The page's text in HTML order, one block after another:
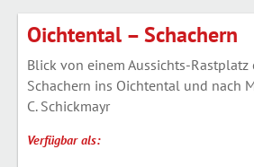
Oichtental – Schachern
Blick von einem Aussichts-
Schachern ins Oichtental und nach
C. Schickmayr
Verfügbar als: